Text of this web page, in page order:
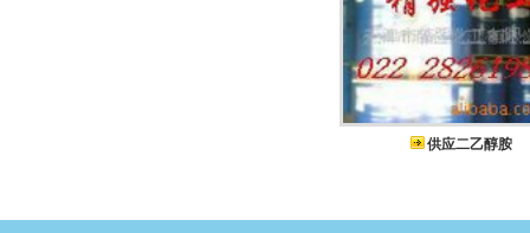
供应二乙醇胺